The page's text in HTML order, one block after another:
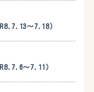
〜7.18）
〜7.11）